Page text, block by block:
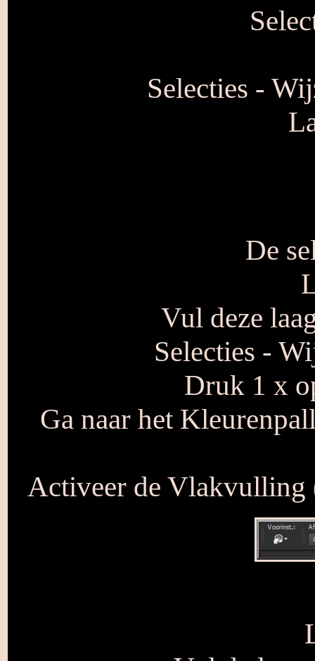
Selecties -
De
Vul deze
Selecties -
Druk 1 x
Ga naar het
Activeer de Vlakvulling